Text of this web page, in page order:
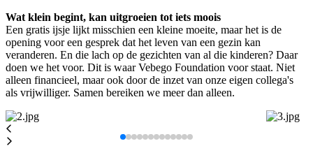
Wat klein begint, kan uitgroeien tot iets moois
Een gratis ijsje lijkt misschien een kleine moeite, maar het is de
opening voor een gesprek dat het leven van een gezin kan
veranderen. En die lach op de gezichten van al die kinderen? Daar
doen we het voor. Dit is waar Vebego Foundation voor staat. Niet
alleen financieel, maar ook door de inzet van onze eigen collega's
als vrijwilliger. Samen bereiken we meer dan alleen.